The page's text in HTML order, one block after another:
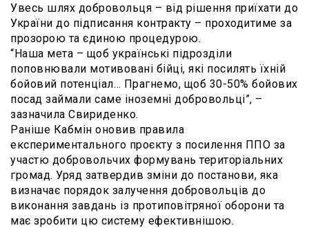
Увесь шлях добровольця – від рішення приїхати до
України до підписання контракту – проходитиме за
прозорою та єдиною процедурою.
“Наша мета – щоб українські підрозділи
поповнювали мотивовані бійці, які посилять їхній
бойовий потенціал… Прагнемо, щоб 30-50% бойових
посад займали саме іноземні добровольці”, –
зазначила Свириденко.
Раніше Кабмін оновив правила
експериментального проєкту з посилення ППО за
участю добровольчих формувань територіальних
громад. Уряд затвердив зміни до постанови, яка
визначає порядок залучення добровольців до
виконання завдань із протиповітряної оборони та
має зробити цю систему ефективнішою.